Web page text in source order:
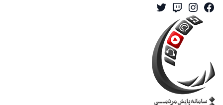
Facebook
Instagram
Twitch
Twitter